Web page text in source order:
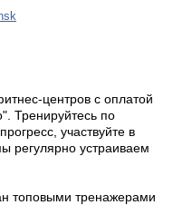
центров с оплатой
Тренируйтесь по
участвуйте в
регулярно устраиваем
топовыми тренажерами